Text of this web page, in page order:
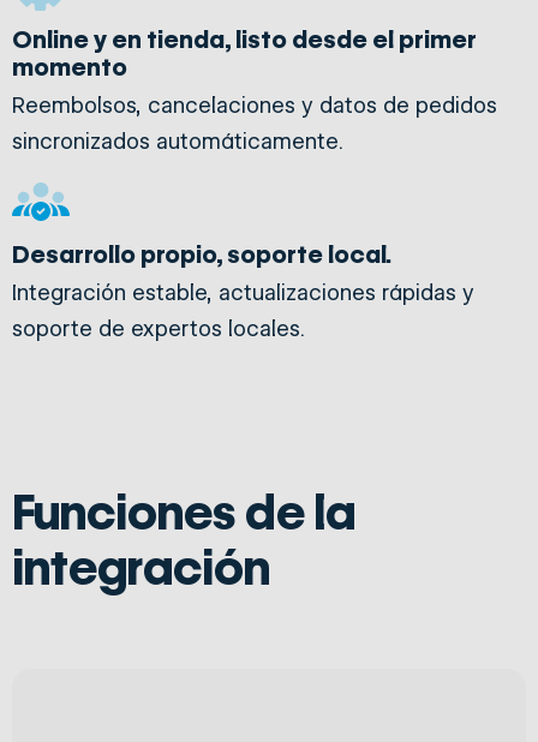
Online y en tienda, listo desde el primer
momento
Reembolsos, cancelaciones y datos de pedidos
sincronizados automáticamente.
Desarrollo propio, soporte local.
Integración estable, actualizaciones rápidas y
soporte de expertos locales.
Funciones de la
integración